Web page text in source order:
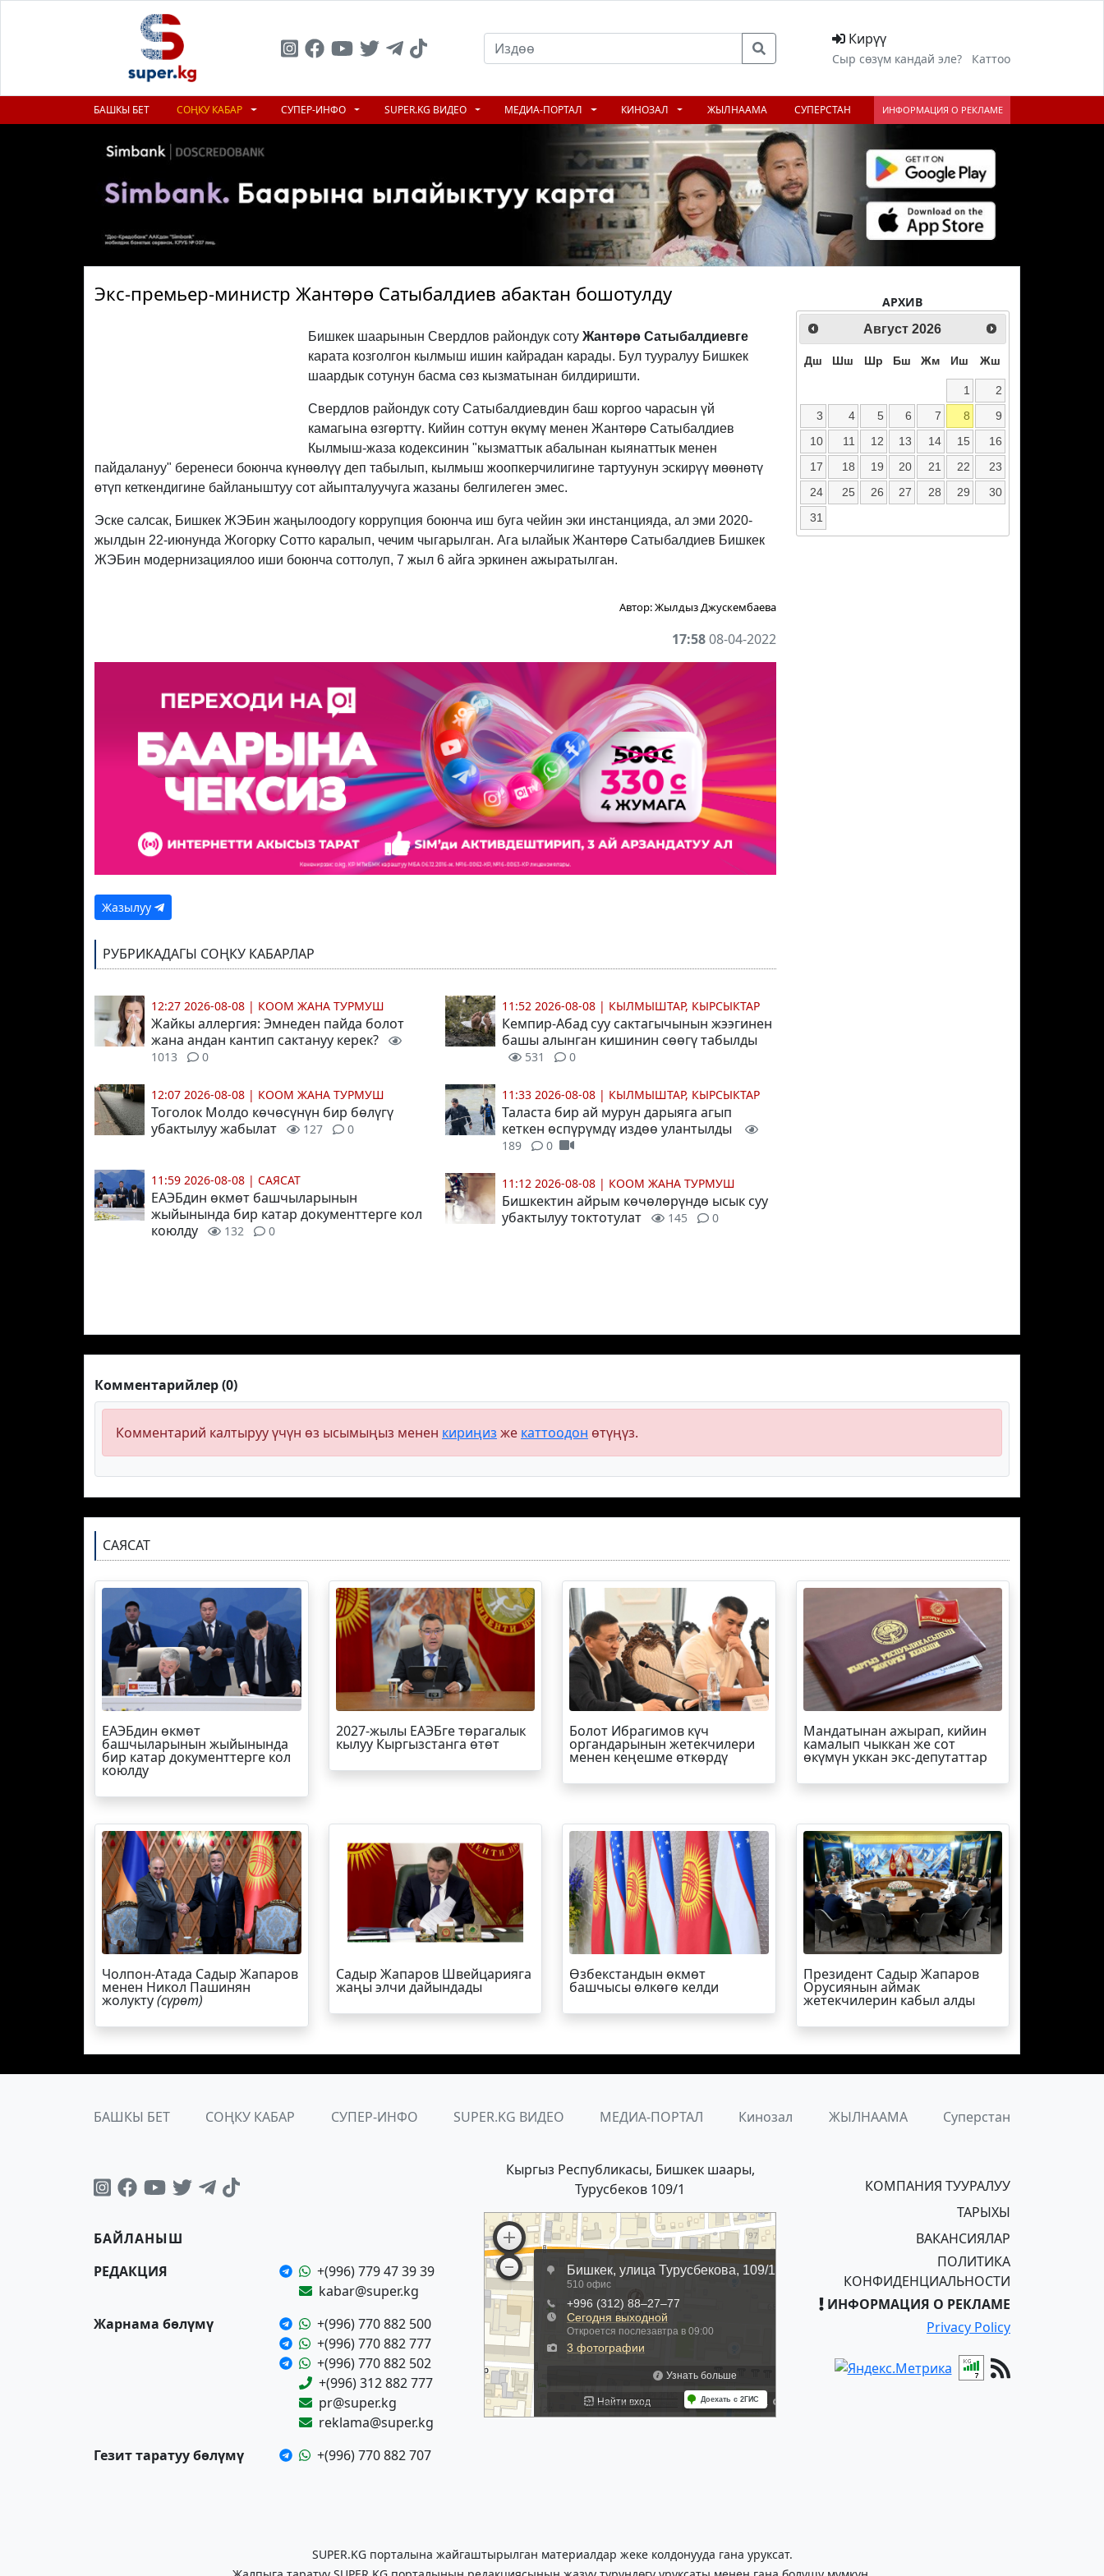
Кирүү
Сыр сөзүм кандай эле? Каттоо
БАШКЫ БЕТ СОҢКУ КАБАР СУПЕР-ИНФО SUPER.KG ВИДЕО МЕДИА-ПОРТАЛ КИНОЗАЛ ЖЫЛНААМА СУПЕРСТАН ИНФОРМАЦИЯ О РЕКЛАМЕ
Экс-премьер-министр Жантөрө Сатыбалдиев абактан бошотулду
Бишкек шаарынын Свердлов райондук соту Жантөрө Сатыбалдиевге
карата козголгон кылмыш ишин кайрадан карады. Бул тууралуу Бишкек
шаардык сотунун басма сөз кызматынан билдиришти.
Свердлов райондук соту Сатыбалдиевдин баш коргоо чарасын үй
камагына өзгөрттү. Кийин соттун өкүмү менен Жантөрө Сатыбалдиев
Кылмыш-жаза кодексинин "кызматтык абалынан кыянаттык менен
пайдалануу" беренеси боюнча күнөөлүү деп табылып, кылмыш жоопкерчилигине тартуунун эскирүү мөөнөтү
өтүп кеткендигине байланыштуу сот айыпталуучуга жазаны белгилеген эмес.
Эске салсак, Бишкек ЖЭБин жаңылоодогу коррупция боюнча иш буга чейин эки инстанцияда, ал эми 2020-
жылдын 22-июнунда Жогорку Сотто каралып, чечим чыгарылган. Ага ылайык Жантөрө Сатыбалдиев Бишкек
ЖЭБин модернизациялоо иши боюнча соттолуп, 7 жыл 6 айга эркинен ажыратылган.
Автор:Жылдыз Джускембаева
17:5808-04-2022
Жазылуу
РУБРИКАДАГЫ СОҢКУ КАБАРЛАР
12:27 2026-08-08 | КООМ ЖАНА ТУРМУШ
Жайкы аллергия: Эмнеден пайда болот
жана андан кантип сактануу керек?
1013 0
12:07 2026-08-08 | КООМ ЖАНА ТУРМУШ
Тоголок Молдо көчөсүнүн бир бөлүгү
убактылуу жабылат
127 0
11:59 2026-08-08 | САЯСАТ
ЕАЭБдин өкмөт башчыларынын
жыйынында бир катар документтерге кол
коюлду
132 0
11:52 2026-08-08 | КЫЛМЫШТАР, КЫРСЫКТАР
Кемпир-Абад суу сактагычынын жээгинен
башы алынган кишинин сөөгү табылды
531 0
11:33 2026-08-08 | КЫЛМЫШТАР, КЫРСЫКТАР
Таласта бир ай мурун дарыяга агып
кеткен өспүрүмдү издөө улантылды
189 0
11:12 2026-08-08 | КООМ ЖАНА ТУРМУШ
Бишкектин айрым көчөлөрүндө ысык суу
убактылуу токтотулат
145 0
АРХИВ
Август 2026
Дш Шш Шр Бш Жм Иш Жш
1
2
3
4 5 6 7 8
9
10
11 12 13 14 15
16
17
18 19 20 21 22
23
24
25 26 27 28 29
30
31
Комментарийлер (0)
Комментарий калтыруу үчүн өз ысымыңыз менен кириңиз же каттоодон өтүңүз.
САЯСАТ
ЕАЭБдин өкмөт
башчыларынын жыйынында
бир катар документтерге кол
коюлду
2027-жылы ЕАЭБге төрагалык
кылуу Кыргызстанга өтөт
Болот Ибрагимов күч
органдарынын жетекчилери
менен кеңешме өткөрдү
Мандатынан ажырап, кийин
камалып чыккан же сот
өкүмүн уккан экс-депутаттар
Чолпон-Атада Садыр Жапаров
менен Никол Пашинян
жолукту(сүрөт)
Садыр Жапаров Швейцарияга
жаңы элчи дайындады
Өзбекстандын өкмөт
башчысы өлкөгө келди
Президент Садыр Жапаров
Орусиянын аймак
жетекчилерин кабыл алды
БАШКЫ БЕТ СОҢКУ КАБАР СУПЕР-ИНФО SUPER.KG ВИДЕО МЕДИА-ПОРТАЛ Кинозал ЖЫЛНААМА Суперстан
БАЙЛАНЫШ
РЕДАКЦИЯ
+(996) 779 47 39 39
kabar@super.kg
Жарнама бөлүмү
+(996) 770 882 500
+(996) 770 882 777
+(996) 770 882 502
+(996) 312 882 777
pr@super.kg
reklama@super.kg
Гезит таратуу бөлүмү
+(996) 770 882 707
Кыргыз Республикасы, Бишкек шаары,
Турусбеков 109/1
КОМПАНИЯ ТУУРАЛУУ
ТАРЫХЫ
ВАКАНСИЯЛАР
ПОЛИТИКА
КОНФИДЕНЦИАЛЬНОСТИ
ИНФОРМАЦИЯ О РЕКЛАМЕ
Privacy Policy
SUPER.KG порталына жайгаштырылган материалдар жеке колдонууда гана уруксат.